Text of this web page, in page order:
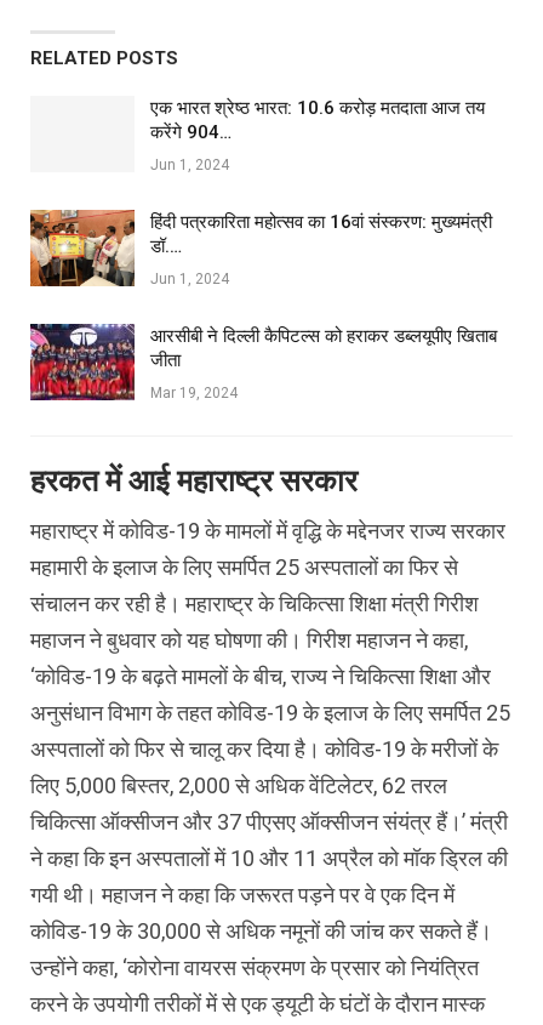
RELATED POSTS
एक भारत श्रेष्ठ भारत: 10.6 करोड़ मतदाता आज तय
करेंगे 904…
Jun 1, 2024
हिंदी पत्रकारिता महोत्सव का 16वां संस्करण: मुख्यमंत्री
डॉ.…
Jun 1, 2024
आरसीबी ने दिल्ली कैपिटल्स को हराकर डब्लयूपीए खिताब
जीता
Mar 19, 2024
हरकत में आई महाराष्ट्र सरकार
महाराष्ट्र में कोविड-19 के मामलों में वृद्धि के मद्देनजर राज्य सरकार
महामारी के इलाज के लिए समर्पित 25 अस्पतालों का फिर से
संचालन कर रही है। महाराष्ट्र के चिकित्सा शिक्षा मंत्री गिरीश
महाजन ने बुधवार को यह घोषणा की। गिरीश महाजन ने कहा,
‘कोविड-19 के बढ़ते मामलों के बीच, राज्य ने चिकित्सा शिक्षा और
अनुसंधान विभाग के तहत कोविड-19 के इलाज के लिए समर्पित 25
अस्पतालों को फिर से चालू कर दिया है। कोविड-19 के मरीजों के
लिए 5,000 बिस्तर, 2,000 से अधिक वेंटिलेटर, 62 तरल
चिकित्सा ऑक्सीजन और 37 पीएसए ऑक्सीजन संयंत्र हैं।’ मंत्री
ने कहा कि इन अस्पतालों में 10 और 11 अप्रैल को मॉक ड्रिल की
गयी थी। महाजन ने कहा कि जरूरत पड़ने पर वे एक दिन में
कोविड-19 के 30,000 से अधिक नमूनों की जांच कर सकते हैं।
उन्होंने कहा, ‘कोरोना वायरस संक्रमण के प्रसार को नियंत्रित
करने के उपयोगी तरीकों में से एक ड्यूटी के घंटों के दौरान मास्क